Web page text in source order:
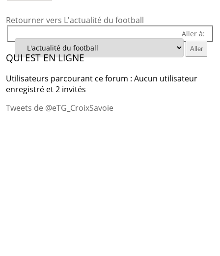
Retourner vers L'actualité du football
Aller à:
QUI EST EN LIGNE
Utilisateurs parcourant ce forum : Aucun utilisateur
enregistré et 2 invités
Tweets de @eTG_CroixSavoie